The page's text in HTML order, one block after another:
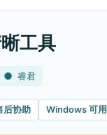
工具
睿君
后协助 Windows 可用